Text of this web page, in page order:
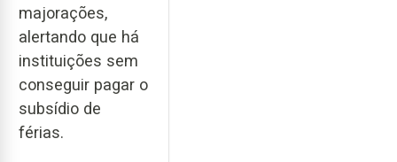
majorações,
alertando que há
instituições sem
conseguir pagar o
subsídio de
férias.